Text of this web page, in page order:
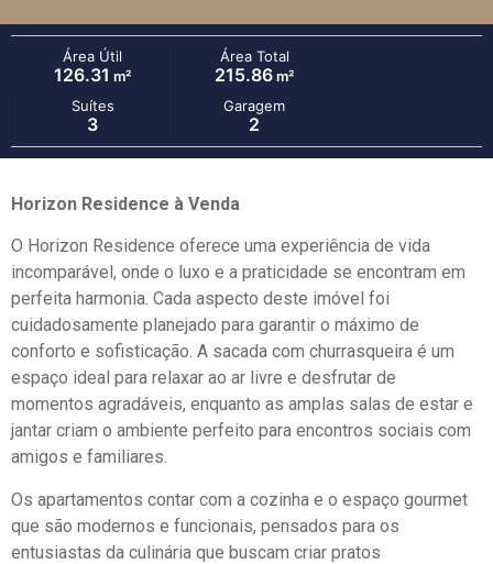
Área Útil
126.31 m²
Área Total
215.86 m²
Suítes
3
Garagem
2
Horizon Residence à Venda
O Horizon Residence oferece uma experiência de vida
incomparável, onde o luxo e a praticidade se encontram em
perfeita harmonia. Cada aspecto deste imóvel foi
cuidadosamente planejado para garantir o máximo de
conforto e sofisticação. A sacada com churrasqueira é um
espaço ideal para relaxar ao ar livre e desfrutar de
momentos agradáveis, enquanto as amplas salas de estar e
jantar criam o ambiente perfeito para encontros sociais com
amigos e familiares.
Os apartamentos contar com a cozinha e o espaço gourmet
que são modernos e funcionais, pensados para os
entusiastas da culinária que buscam criar pratos